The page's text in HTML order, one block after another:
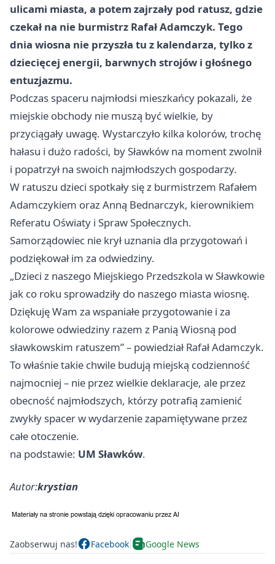
ulicami miasta, a potem zajrzały pod ratusz, gdzie
czekał na nie burmistrz Rafał Adamczyk. Tego
dnia wiosna nie przyszła tu z kalendarza, tylko z
dziecięcej energii, barwnych strojów i głośnego
entuzjazmu.
Podczas spaceru najmłodsi mieszkańcy pokazali, że
miejskie obchody nie muszą być wielkie, by
przyciągały uwagę. Wystarczyło kilka kolorów, trochę
hałasu i dużo radości, by Sławków na moment zwolnił
i popatrzył na swoich najmłodszych gospodarzy.
W ratuszu dzieci spotkały się z burmistrzem Rafałem
Adamczykiem oraz Anną Bednarczyk, kierownikiem
Referatu Oświaty i Spraw Społecznych.
Samorządowiec nie krył uznania dla przygotowań i
podziękował im za odwiedziny.
„Dzieci z naszego Miejskiego Przedszkola w Sławkowie
jak co roku sprowadziły do naszego miasta wiosnę.
Dziękuję Wam za wspaniałe przygotowanie i za
kolorowe odwiedziny razem z Panią Wiosną pod
sławkowskim ratuszem” – powiedział Rafał Adamczyk.
To właśnie takie chwile budują miejską codzienność
najmocniej – nie przez wielkie deklaracje, ale przez
obecność najmłodszych, którzy potrafią zamienić
zwykły spacer w wydarzenie zapamiętywane przez
całe otoczenie.
na podstawie: UM Sławków.
Autor:krystian
Zaobserwuj nas! Facebook Google News